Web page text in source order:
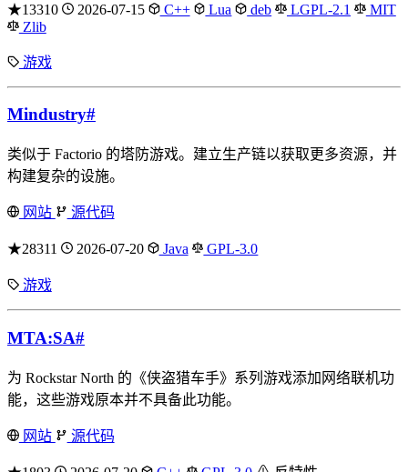
★13310 2026-07-15 C++ Lua deb LGPL-2.1
MIT
Zlib
游戏
Mindustry#
类似于 Factorio 的塔防游戏。建立生产链以获取更多资源，并
构建复杂的设施。
网站 源代码
★28311 2026-07-20 Java GPL-3.0
游戏
MTA:SA#
为 Rockstar North 的《侠盗猎车手》系列游戏添加网络联机功
能，这些游戏原本并不具备此功能。
网站 源代码